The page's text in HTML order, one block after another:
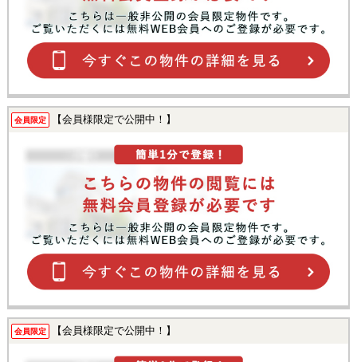
会員限定 【会員様限定で公開中！】
会員限定 【会員様限定で公開中！】